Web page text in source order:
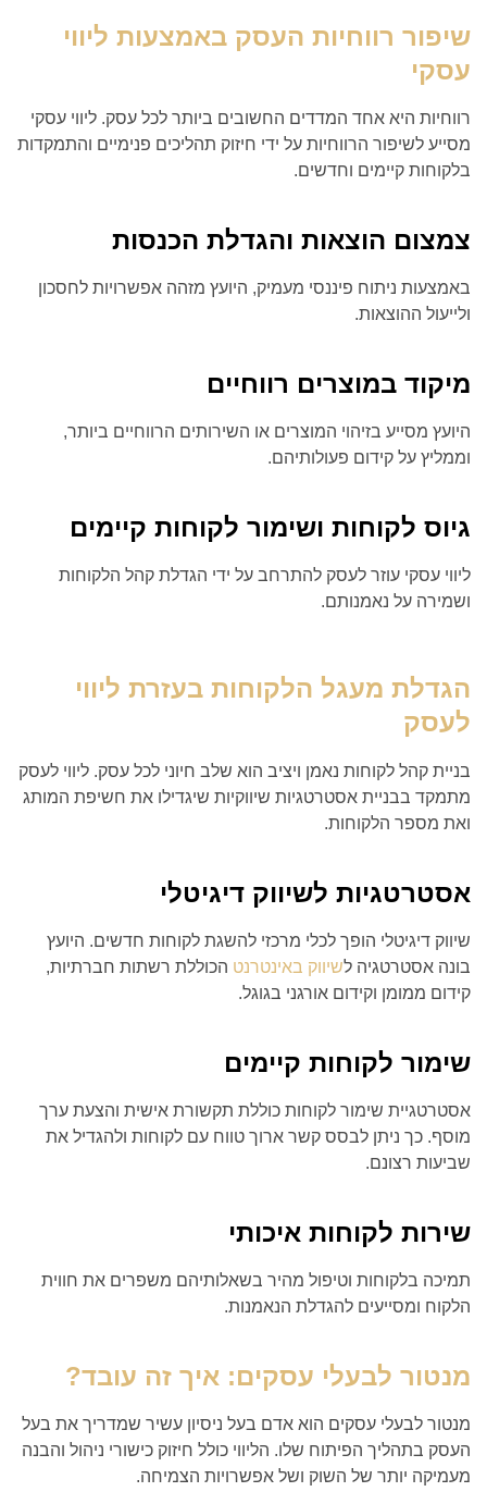
שיפור רווחיות העסק באמצעות ליווי
עסקי
רווחיות היא אחד המדדים החשובים ביותר לכל עסק. ליווי עסקי
מסייע לשיפור הרווחיות על ידי חיזוק תהליכים פנימיים והתמקדות
בלקוחות קיימים וחדשים.
צמצום הוצאות והגדלת הכנסות
באמצעות ניתוח פיננסי מעמיק, היועץ מזהה אפשרויות לחסכון
ולייעול ההוצאות.
מיקוד במוצרים רווחיים
היועץ מסייע בזיהוי המוצרים או השירותים הרווחיים ביותר,
וממליץ על קידום פעולותיהם.
גיוס לקוחות ושימור לקוחות קיימים
ליווי עסקי עוזר לעסק להתרחב על ידי הגדלת קהל הלקוחות
ושמירה על נאמנותם.
הגדלת מעגל הלקוחות בעזרת ליווי
לעסק
בניית קהל לקוחות נאמן ויציב הוא שלב חיוני לכל עסק. ליווי לעסק
מתמקד בבניית אסטרטגיות שיווקיות שיגדילו את חשיפת המותג
ואת מספר הלקוחות.
אסטרטגיות לשיווק דיגיטלי
שיווק דיגיטלי הופך לכלי מרכזי להשגת לקוחות חדשים. היועץ
בונה אסטרטגיה לשיווק באינטרנט הכוללת רשתות חברתיות,
קידום ממומן וקידום אורגני בגוגל.
שימור לקוחות קיימים
אסטרטגיית שימור לקוחות כוללת תקשורת אישית והצעת ערך
מוסף. כך ניתן לבסס קשר ארוך טווח עם לקוחות ולהגדיל את
שביעות רצונם.
שירות לקוחות איכותי
תמיכה בלקוחות וטיפול מהיר בשאלותיהם משפרים את חווית
הלקוח ומסייעים להגדלת הנאמנות.
מנטור לבעלי עסקים: איך זה עובד?
מנטור לבעלי עסקים הוא אדם בעל ניסיון עשיר שמדריך את בעל
העסק בתהליך הפיתוח שלו. הליווי כולל חיזוק כישורי ניהול והבנה
מעמיקה יותר של השוק ושל אפשרויות הצמיחה.